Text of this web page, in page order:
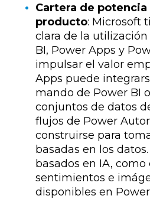
Cartera de
producto: Microsoft
clara de la
BI, Power Apps y
impulsar el valor
Apps puede
mando de Power BI
conjuntos de datos
flujos de Power
construirse para
basadas en los
basados en IA,
sentimientos e
disponibles en